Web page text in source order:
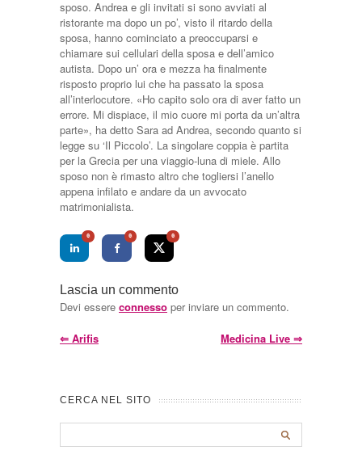
sposo. Andrea e gli invitati si sono avviati al
ristorante ma dopo un po’, visto il ritardo della
sposa, hanno cominciato a preoccuparsi e
chiamare sui cellulari della sposa e dell’amico
autista. Dopo un’ ora e mezza ha finalmente
risposto proprio lui che ha passato la sposa
all’interlocutore. «Ho capito solo ora di aver fatto un
errore. Mi dispiace, il mio cuore mi porta da un’altra
parte», ha detto Sara ad Andrea, secondo quanto si
legge su ‘Il Piccolo’. La singolare coppia è partita
per la Grecia per una viaggio-luna di miele. Allo
sposo non è rimasto altro che togliersi l’anello
appena infilato e andare da un avvocato
matrimonialista.
0 0 0
Lascia un commento
Devi essere connesso per inviare un commento.
⇐ Arifis Medicina Live ⇒
CERCA NEL SITO